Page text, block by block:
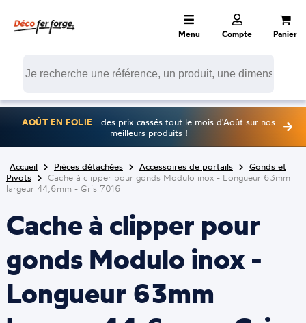
Menu Compte Panier
AOÛT EN FOLIE : des prix cassés tout le mois d'Août sur nos
meilleurs produits !
Accueil Pièces détachées Accessoires de portails
Gonds et
Pivots
Cache à clipper pour gonds Modulo inox - Longueur 63mm
largeur 44,6mm - Gris 7016
Cache à clipper pour
gonds Modulo inox -
Longueur 63mm